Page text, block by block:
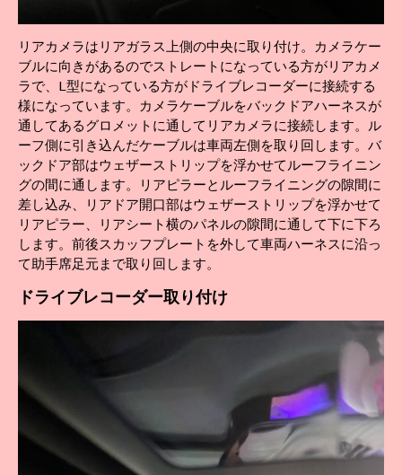
リアカメラはリアガラス上側の中央に取り付け。カメラケー
ブルに向きがあるのでストレートになっている方がリアカメ
ラで、L型になっている方がドライブレコーダーに接続する
様になっています。カメラケーブルをバックドアハーネスが
通してあるグロメットに通してリアカメラに接続します。ル
ーフ側に引き込んだケーブルは車両左側を取り回します。バ
ックドア部はウェザーストリップを浮かせてルーフライニン
グの間に通します。リアピラーとルーフライニングの隙間に
差し込み、リアドア開口部はウェザーストリップを浮かせて
リアピラー、リアシート横のパネルの隙間に通して下に下ろ
します。前後スカッフプレートを外して車両ハーネスに沿っ
て助手席足元まで取り回します。
ドライブレコーダー取り付け